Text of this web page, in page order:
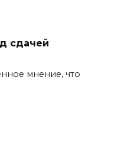
сдачей
мнение, что